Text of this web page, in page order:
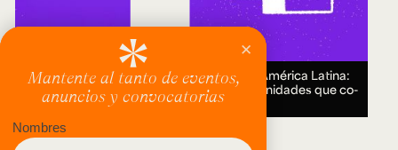
Encuentro Humanidades Digitales en América Latina:
genealogías, conocimiento abierto y comunidades que co-
crean.18 AUG 2026.